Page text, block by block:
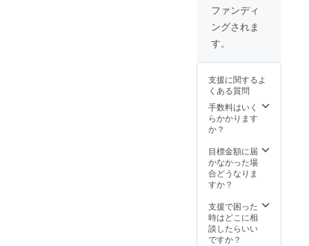
※このリ
ターン
は、共
の利用
権利で
あり、
不動産
取引で
はあり
るお名
前をご
記入く
ファンディ
ングされま
す。
支援に関するよ
くある質問
手数料はいく
らかかります
か？
目標金額に届
かなかった場
合どうなりま
すか？
支援で困った
時はどこに相
談したらいい
ですか？